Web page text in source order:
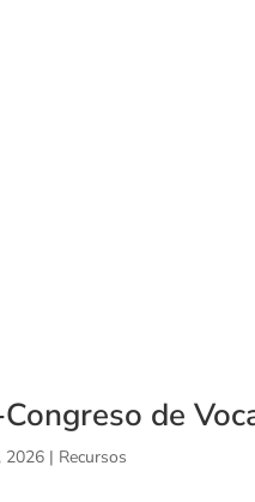
de
2026 | Recursos